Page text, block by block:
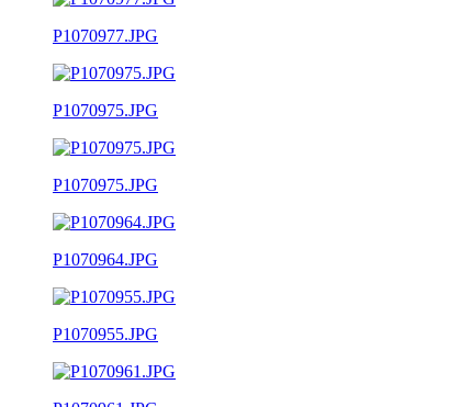
P1070977.JPG
P1070975.JPG
P1070975.JPG
P1070964.JPG
P1070955.JPG